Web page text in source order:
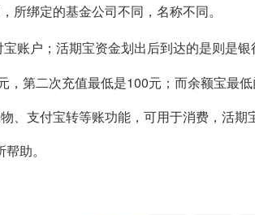
所绑定的基金公司不同，名称不同。
账户；活期宝资金划出后到达的是则是银
第二次充值最低是100元；而余额宝最低
、支付宝转等账功能，可用于消费，活期
助。